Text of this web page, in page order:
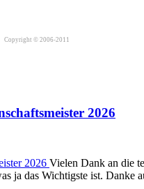
Copyright © 2006-2011
2026
Vielen Dank an die
ja das Wichtigste ist.